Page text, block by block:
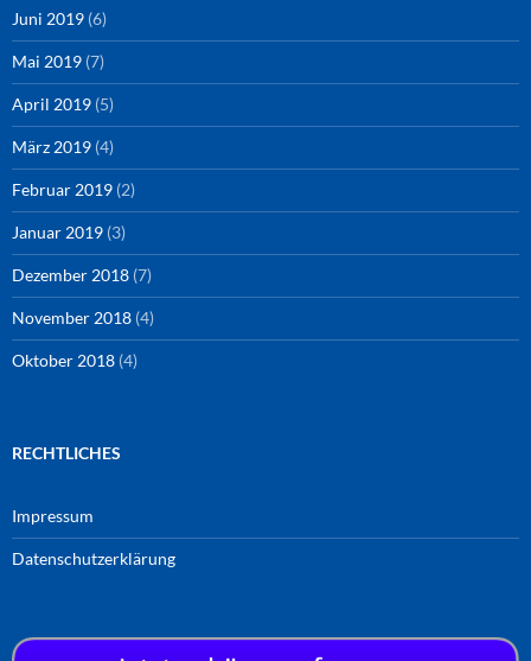
Juni 2019 (6)
Mai 2019 (7)
April 2019 (5)
März 2019 (4)
Februar 2019 (2)
Januar 2019 (3)
Dezember 2018 (7)
November 2018 (4)
Oktober 2018 (4)
RECHTLICHES
Impressum
Datenschutzerklärung